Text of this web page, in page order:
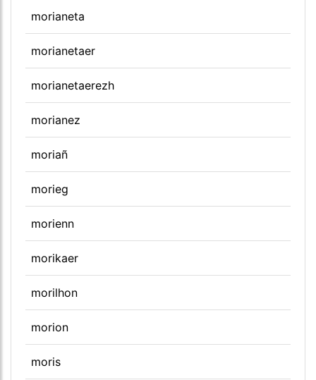
morianeta
morianetaer
morianetaerezh
morianez
moriañ
morieg
morienn
morikaer
morilhon
morion
moris